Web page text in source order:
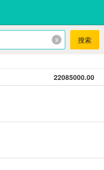
x 搜索
22085000.00